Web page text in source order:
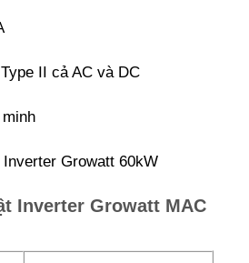
II cả AC và DC
Growatt 60kW
Inverter Growatt MAC